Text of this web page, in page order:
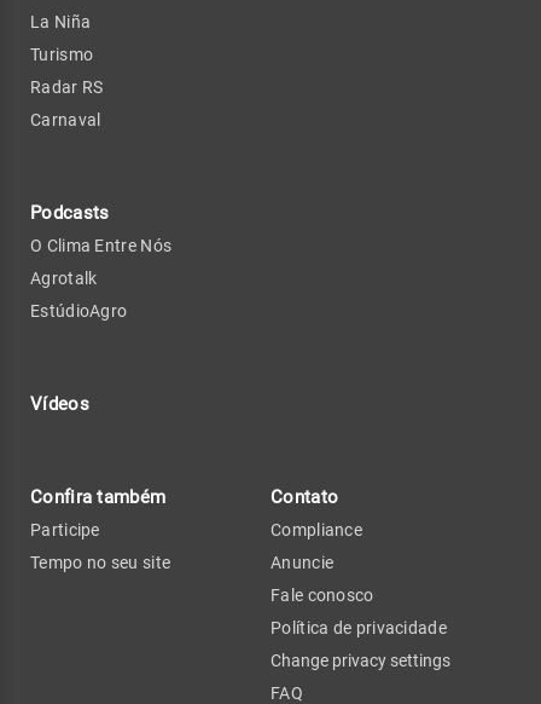
La Niña
Turismo
Radar RS
Carnaval
Podcasts
O Clima Entre Nós
Agrotalk
EstúdioAgro
Vídeos
Confira também
Participe
Tempo no seu site
Contato
Compliance
Anuncie
Fale conosco
Política de privacidade
Change privacy settings
FAQ